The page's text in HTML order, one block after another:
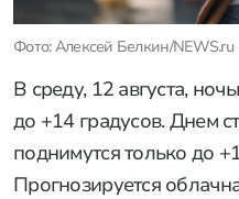
Фото: Алексей Белкин/NEWS.ru
В среду, 12 августа,
до +14 градусов. Днем
поднимутся только до
Прогнозируется